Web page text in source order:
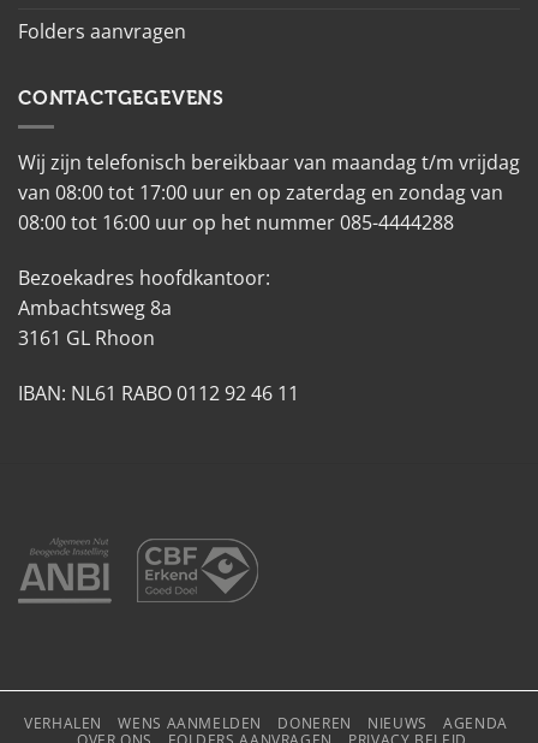
Folders aanvragen
CONTACTGEGEVENS
Wij zijn telefonisch bereikbaar van maandag t/m vrijdag
van 08:00 tot 17:00 uur en op zaterdag en zondag van
08:00 tot 16:00 uur op het nummer 085-4444288
Bezoekadres hoofdkantoor:
Ambachtsweg 8a
3161 GL Rhoon
IBAN: NL61 RABO 0112 92 46 11
VERHALEN WENS AANMELDEN DONEREN NIEUWS
AGENDA